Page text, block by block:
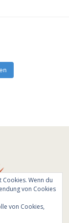
Wenn du
von Cookies
von Cookies,